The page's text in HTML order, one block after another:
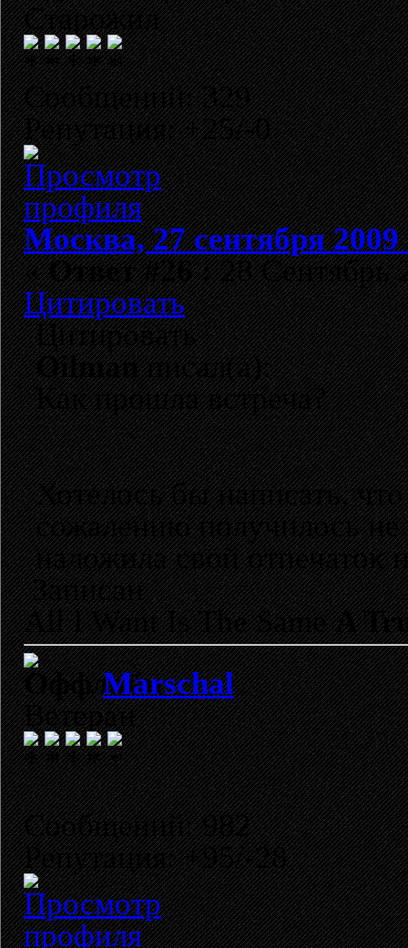
Старожил
Сообщений: 329
Репутация: +25/-0
Москва, 27 сентября 2009
«Ответ #26 :28 Сентябрь
Цитировать
Цитировать
Oilmanписал(а):
Как прошла встреча?
Хотелось бы написать,
сожалению получилось
наложила свой отпечаток
Записан
All I Want Is The SameA
Marschal
Ветеран
Сообщений: 982
Репутация: +95/-28